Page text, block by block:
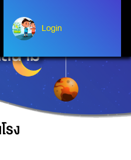
Login
Login
นาม
ง